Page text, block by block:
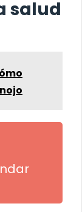
salud